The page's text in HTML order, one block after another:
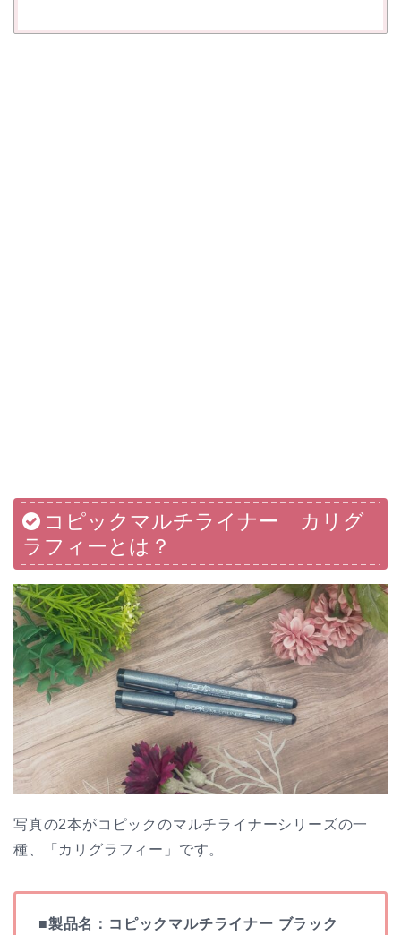
コピックマルチライナー カリグ
ラフィーとは？
写真の2本がコピックのマルチライナーシリーズの一
種、「カリグラフィー」です。
■製品名：コピックマルチライナー ブラック